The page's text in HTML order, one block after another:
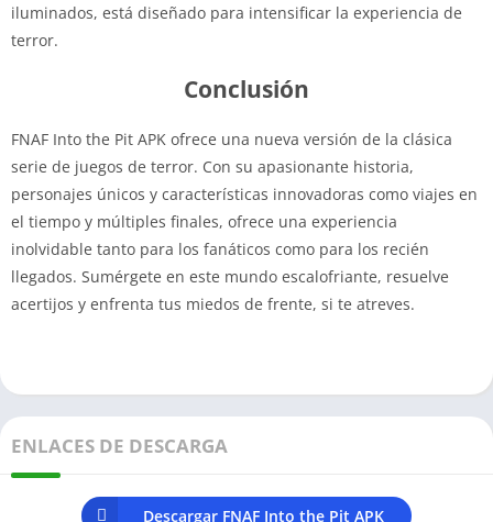
iluminados, está diseñado para intensificar la experiencia de
terror.
Conclusión
FNAF Into the Pit APK ofrece una nueva versión de la clásica
serie de juegos de terror. Con su apasionante historia,
personajes únicos y características innovadoras como viajes en
el tiempo y múltiples finales, ofrece una experiencia
inolvidable tanto para los fanáticos como para los recién
llegados. Sumérgete en este mundo escalofriante, resuelve
acertijos y enfrenta tus miedos de frente, si te atreves.
ENLACES DE DESCARGA
Descargar FNAF Into the Pit APK